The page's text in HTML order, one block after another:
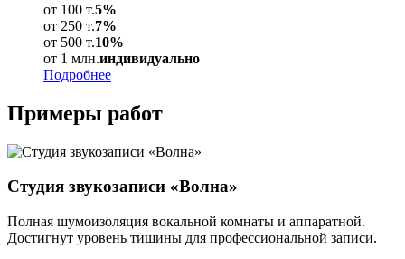
от 100 т.5%
от 250 т.7%
от 500 т.10%
от 1 млн.индивидуально
Подробнее
Примеры работ
Студия звукозаписи «Волна»
Полная шумоизоляция вокальной комнаты и аппаратной.
Достигнут уровень тишины для профессиональной записи.